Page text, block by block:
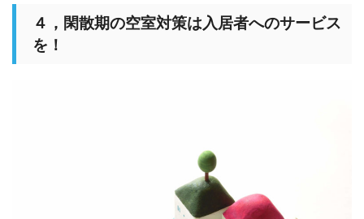
４，閑散期の空室対策は入居者へのサービス
を！